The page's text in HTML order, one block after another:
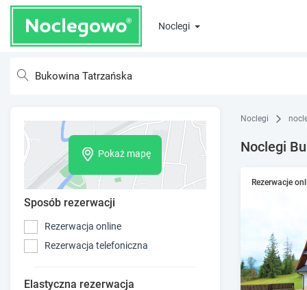
Noclegi
Pokaż mapę
Sposób rezerwacji
Rezerwacja online
Rezerwacja telefoniczna
Elastyczna rezerwacja
Noclegi
Noclegi
Rezerwacje